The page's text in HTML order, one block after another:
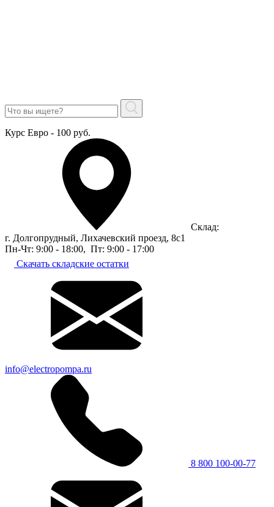
Курс Евро - 100 руб.
Склад:
г. Долгопрудный, Лихачевский проезд, 8c1
Пн-Чт: 9:00 - 18:00, Пт: 9:00 - 17:00
Скачать складские остатки
info@electropompa.ru
8 800 100-00-77